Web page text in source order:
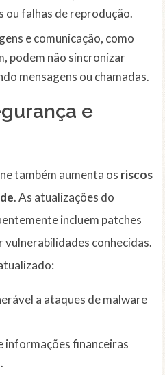
falhas de reprodução.
e comunicação, como
podem não sincronizar
mensagens ou chamadas.
e
também aumenta os riscos
. As atualizações do
incluem patches
conhecidas.
a ataques de malware
informações financeiras